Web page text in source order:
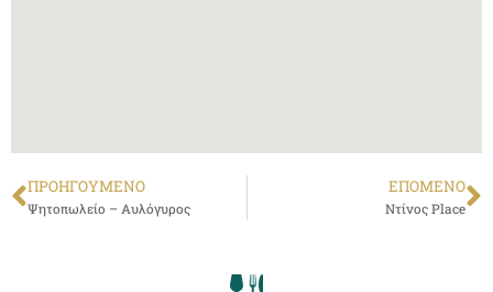
ΠΡΟΗΓΟΎΜΕΝΟ
Ψητοπωλείο – Αυλόγυρος
ΕΠΌΜΕΝΟ
Ντίνος Place